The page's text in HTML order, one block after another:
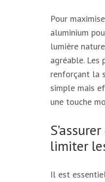
Pour
aluminium
lumière
agréable. Les
renforçant la
simple mais
une touche
limiter
Il est